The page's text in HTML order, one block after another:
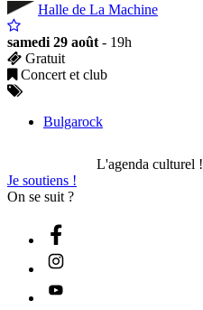
Halle de La Machine
samedi 29 août - 19h
Gratuit
Concert et club
Bulgarock
L'agenda culturel !
Je soutiens !
On se suit ?